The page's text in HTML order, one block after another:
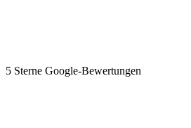
5 Sterne Google-Bewertungen